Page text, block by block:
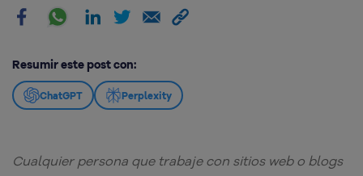
Resumir este post con:
ChatGPT Perplexity
Cualquier persona que trabaje con sitios web o blogs